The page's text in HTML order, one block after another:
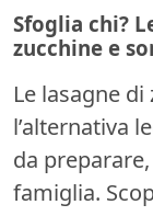
Sfoglia chi?
zucchine e
Le lasagne
l’alternativa
da
famiglia.